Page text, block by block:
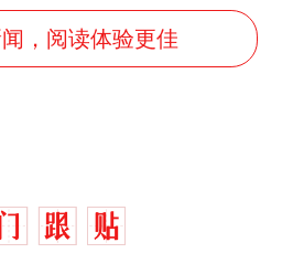
，阅读体验更佳